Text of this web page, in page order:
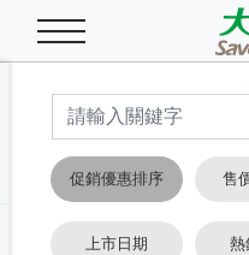
米/五穀/濃湯
油/調味料
休閒零嘴
美味餅乾
養生保健/常備品
奶粉/穀麥片
沐浴乳香皂
美髮造型
鍋具/飲水/廚房
掃除用具/照明/五金
衛生紙/濕巾
衣物清潔
廚房家電
季節家電
文具/辦公用品
汽機車百貨
冷凍免運
箱購免運
促銷優惠排序 售
上市日期 熱